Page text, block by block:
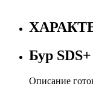
Бур
Описание